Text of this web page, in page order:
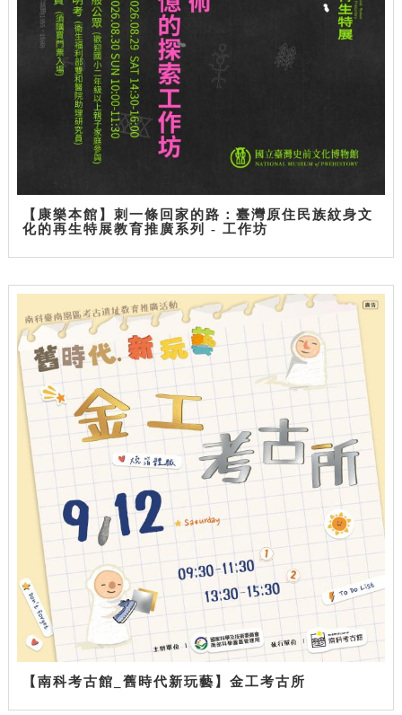
【康樂本館】刺一條回家的路：臺灣原住民族紋身文
化的再生特展教育推廣系列 - 工作坊
【南科考古館_舊時代新玩藝】金工考古所